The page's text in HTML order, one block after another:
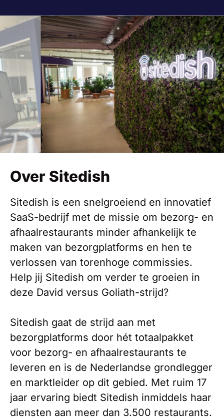
Over Sitedish
Sitedish is een snelgroeiend en innovatief
SaaS-bedrijf met de missie om bezorg- en
afhaalrestaurants minder afhankelijk te
maken van bezorgplatforms en hen te
verlossen van torenhoge commissies.
Help jij Sitedish om verder te groeien in
deze David versus Goliath-strijd?
Sitedish gaat de strijd aan met
bezorgplatforms door hét totaalpakket
voor bezorg- en afhaalrestaurants te
leveren en is de Nederlandse grondlegger
en marktleider op dit gebied. Met ruim 17
jaar ervaring biedt Sitedish inmiddels haar
diensten aan meer dan 3.500 restaurants.